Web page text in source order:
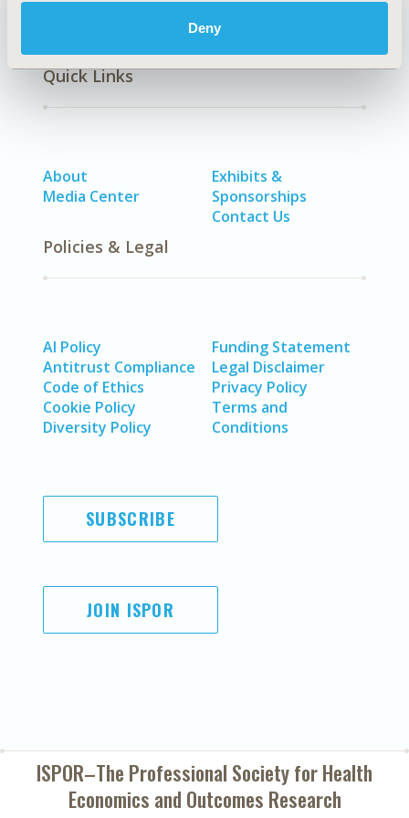
Deny
Quick Links
About
Media Center
Exhibits &
Sponsorships
Contact Us
Policies & Legal
AI Policy
Antitrust Compliance
Code of Ethics
Cookie Policy
Diversity Policy
Funding Statement
Legal Disclaimer
Privacy Policy
Terms and
Conditions
SUBSCRIBE
JOIN ISPOR
ISPOR–The Professional Society forHealth
Economics and Outcomes Research